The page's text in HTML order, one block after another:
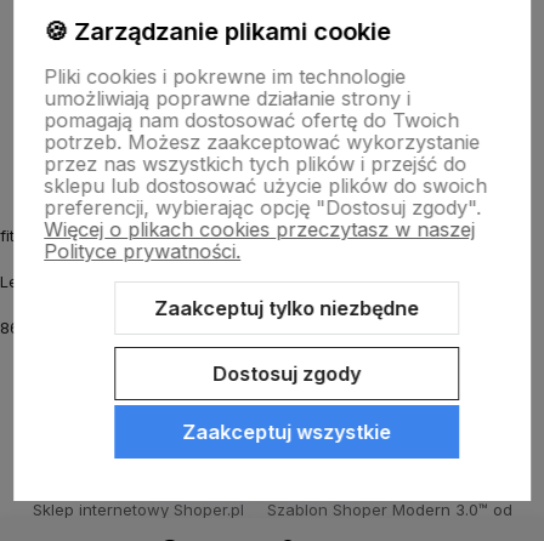
Informacje
O nas
fitmyhorse.pl Sklep jeździecki
Letnia 12
86-031 Osielsko k. Bydgoszczy
Sklep internetowy Shoper.pl Szablon Shoper Modern 3.0™ od
🍪 Zarządzanie plikami cookie
Pliki cookies i pokrewne im technologie
umożliwiają poprawne działanie strony i
pomagają nam dostosować ofertę do Twoich
potrzeb. Możesz zaakceptować wykorzystanie
przez nas wszystkich tych plików i przejść do
sklepu lub dostosować użycie plików do swoich
preferencji, wybierając opcję "Dostosuj zgody".
Więcej o plikach cookies przeczytasz w naszej
Polityce prywatności.
Zaakceptuj tylko niezbędne
Dostosuj zgody
Zaakceptuj wszystkie